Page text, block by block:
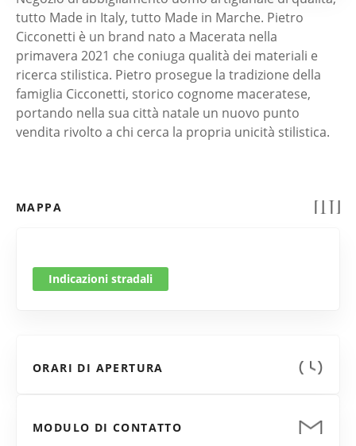
tutto Made in Italy, tutto Made in Marche. Pietro
Cicconetti è un brand nato a Macerata nella
primavera 2021 che coniuga qualità dei materiali e
ricerca stilistica. Pietro prosegue la tradizione della
famiglia Cicconetti, storico cognome maceratese,
portando nella sua città natale un nuovo punto
vendita rivolto a chi cerca la propria unicità stilistica.
MAPPA
Indicazioni stradali
ORARI DI APERTURA
MODULO DI CONTATTO